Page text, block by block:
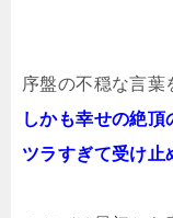
序盤の不穏な言葉
しかも幸せの絶頂
ツラすぎて受け